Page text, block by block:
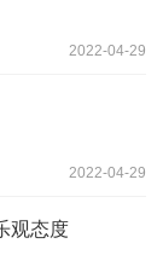
2022-04-29
2022-04-29
观态度